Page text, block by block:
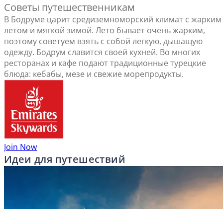
Советы путешественникам
В Бодруме царит средиземноморский климат с жарким
летом и мягкой зимой. Лето бывает очень жарким,
поэтому советуем взять с собой легкую, дышащую
одежду. Бодрум славится своей кухней. Во многих
ресторанах и кафе подают традиционные турецкие
блюда: кебабы, мезе и свежие морепродукты.
Join Now
Идеи для путешествий